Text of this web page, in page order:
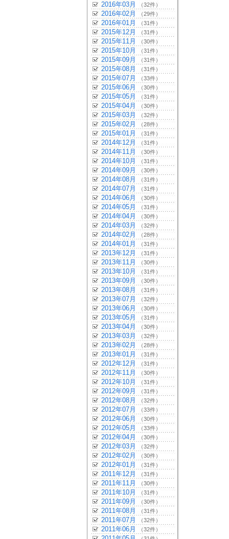
2016年03月 （32件）
2016年02月 （29件）
2016年01月 （31件）
2015年12月 （31件）
2015年11月 （30件）
2015年10月 （31件）
2015年09月 （31件）
2015年08月 （31件）
2015年07月 （33件）
2015年06月 （30件）
2015年05月 （31件）
2015年04月 （30件）
2015年03月 （32件）
2015年02月 （28件）
2015年01月 （31件）
2014年12月 （31件）
2014年11月 （30件）
2014年10月 （31件）
2014年09月 （30件）
2014年08月 （31件）
2014年07月 （31件）
2014年06月 （30件）
2014年05月 （31件）
2014年04月 （30件）
2014年03月 （32件）
2014年02月 （28件）
2014年01月 （31件）
2013年12月 （31件）
2013年11月 （30件）
2013年10月 （31件）
2013年09月 （30件）
2013年08月 （31件）
2013年07月 （32件）
2013年06月 （30件）
2013年05月 （31件）
2013年04月 （30件）
2013年03月 （32件）
2013年02月 （28件）
2013年01月 （31件）
2012年12月 （31件）
2012年11月 （30件）
2012年10月 （31件）
2012年09月 （31件）
2012年08月 （32件）
2012年07月 （33件）
2012年06月 （30件）
2012年05月 （33件）
2012年04月 （30件）
2012年03月 （32件）
2012年02月 （30件）
2012年01月 （31件）
2011年12月 （31件）
2011年11月 （30件）
2011年10月 （31件）
2011年09月 （30件）
2011年08月 （31件）
2011年07月 （32件）
2011年06月 （32件）